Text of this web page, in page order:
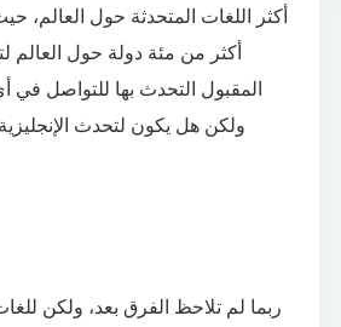
أكثر اللغات المتحدثة حول العالم،
أكثر من مئة دولة حول العالم
المقبول التحدث بها للتواصل في
ولكن هل يكون لتحدث
ربما لم تلاحظ الفرق بعد، ولكن للغات